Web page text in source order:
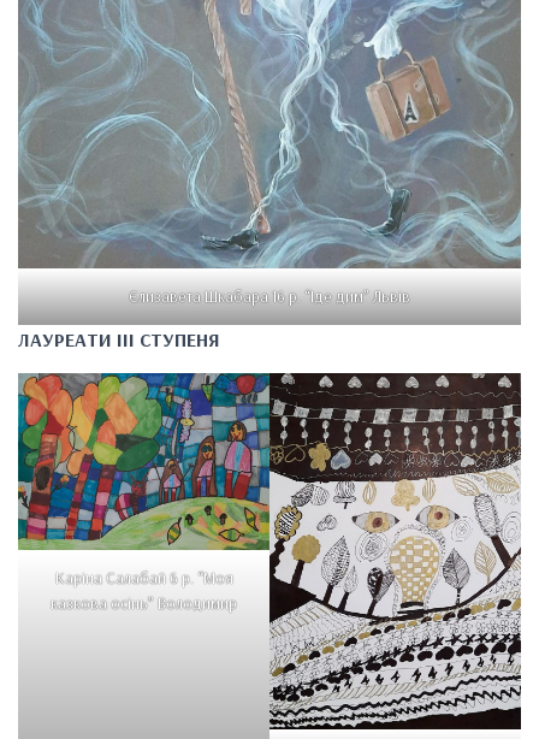
Єлизавета Шкабара 16 р. “Іде дим” Львів
ЛАУРЕАТИ III СТУПЕНЯ
Каріна Салабай 6 р. “Моя
казкова осінь” Володимир